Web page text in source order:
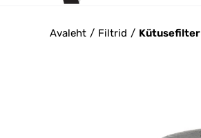
Avaleht Filtrid Kütusefilter